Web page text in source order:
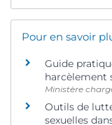
Pour en savoir
Guide
harcèlement
Ministère
Outils de
sexuelles